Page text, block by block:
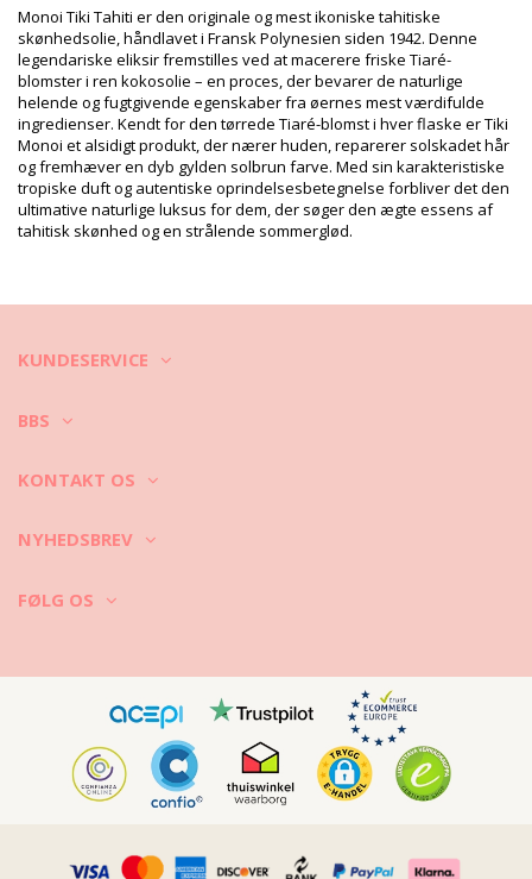
EAN: Størrelse unik (3504750006000)
Leverandørreference: 1SELTM/1SELT
Vægt: 130g / 0.29lb / 4.59oz
Retouchering af fotos
Vaske- & plejeinstrukser
Plejeinstrukser for: Tiki Tiki Sel De Bain Tiare 125 Gr
Monoi Tiki Tahiti er den originale og mest ikoniske tahitiske
skønhedsolie, håndlavet i Fransk Polynesien siden 1942. Denne
legendariske eliksir fremstilles ved at macerere friske Tiaré-
blomster i ren kokosolie – en proces, der bevarer de naturlige
helende og fugtgivende egenskaber fra øernes mest værdifulde
ingredienser. Kendt for den tørrede Tiaré-blomst i hver flaske er Tiki
Monoi et alsidigt produkt, der nærer huden, reparerer solskadet hår
og fremhæver en dyb gylden solbrun farve. Med sin karakteristiske
tropiske duft og autentiske oprindelsesbetegnelse forbliver det den
ultimative naturlige luksus for dem, der søger den ægte essens af
tahitisk skønhed og en strålende sommerglød.
KUNDESERVICE
BBS
KONTAKT OS
NYHEDSBREV
FØLG OS